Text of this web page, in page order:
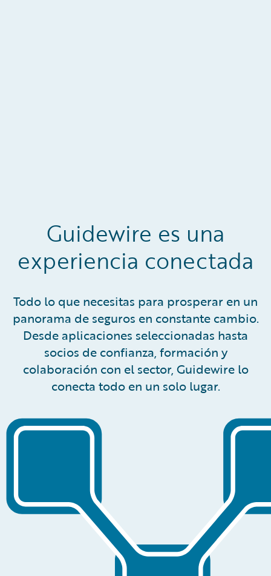
Guidewire es una
experiencia conectada
Todo lo que necesitas para prosperar en un
panorama de seguros en constante cambio.
Desde aplicaciones seleccionadas hasta
socios de confianza, formación y
colaboración con el sector, Guidewire lo
conecta todo en un solo lugar.